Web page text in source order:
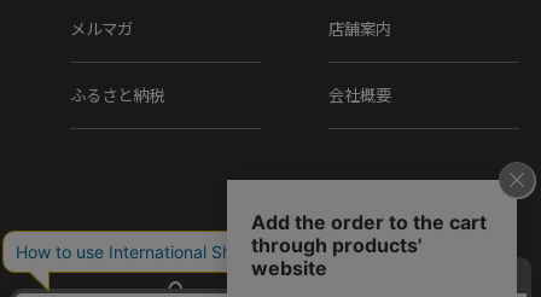
メルマガ
ふるさと納税
店舗案内
会社概要